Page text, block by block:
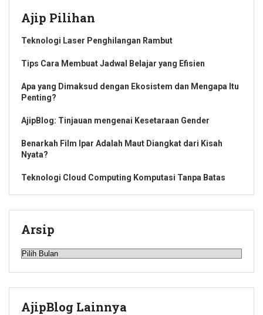
Ajip Pilihan
Teknologi Laser Penghilangan Rambut
Tips Cara Membuat Jadwal Belajar yang Efisien
Apa yang Dimaksud dengan Ekosistem dan Mengapa Itu
Penting?
AjipBlog: Tinjauan mengenai Kesetaraan Gender
Benarkah Film Ipar Adalah Maut Diangkat dari Kisah
Nyata?
Teknologi Cloud Computing Komputasi Tanpa Batas
Arsip
Arsip
AjipBlog Lainnya